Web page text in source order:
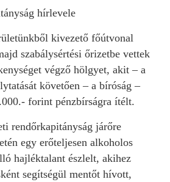
hírlevele
kivezető főútvonal
szabálysértési őrizetbe vettek
végző hölgyet, akit – a
követően – a bíróság –
forint pénzbírságra ítélt.
rendőrkapitányság járőre
egy erőteljesen alkoholos
hajléktalant észlelt, akihez
segítségül mentőt hívott,